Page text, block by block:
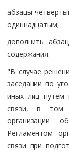
абзацы
одиннадцатым;
дополнить
содержания:
"В случае
заседании по
иных лиц путем
связи, в том
организации
Регламентом
связи при